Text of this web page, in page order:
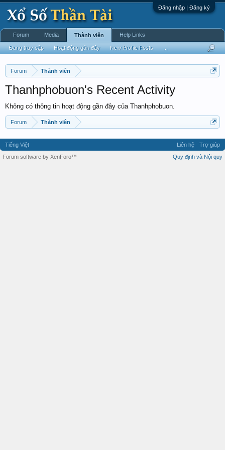
Đăng nhập | Đăng ký
Forum Thành viên
Thanhphobuon's Recent Activity
Không có thông tin hoạt động gần đây của Thanhphobuon.
Forum Thành viên
Forum Media Thành viên
Đang truy cập Hoạt động gần đây New Profile Posts
Help Links
Tiếng Việt Liên hệ
Trợ giúp
Quy định và Nội quy
Forum software by XenForo™